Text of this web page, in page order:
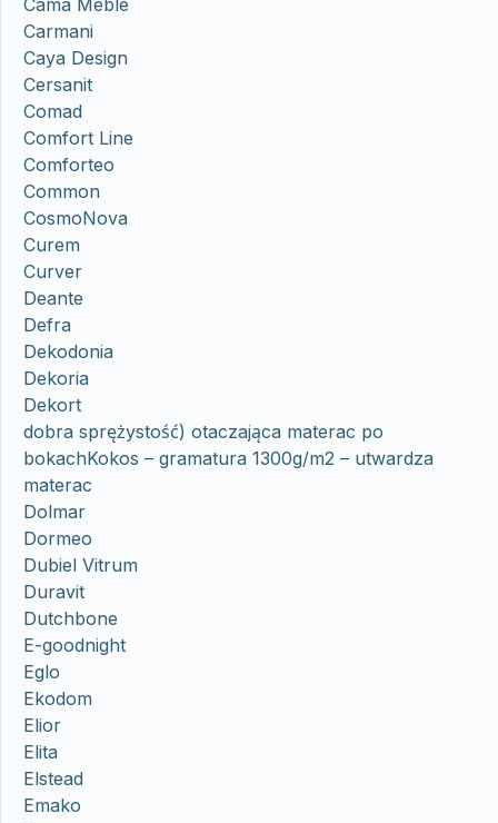
Carmani
Caya Design
Cersanit
Comad
Comfort Line
Comforteo
Common
CosmoNova
Curem
Curver
Deante
Defra
Dekodonia
Dekoria
Dekort
dobra sprężystość) otaczająca materac po
bokachKokos – gramatura 1300g/m2 – utwardza
materac
Dolmar
Dormeo
Dubiel Vitrum
Duravit
Dutchbone
E-goodnight
Eglo
Ekodom
Elior
Elita
Elstead
Emako